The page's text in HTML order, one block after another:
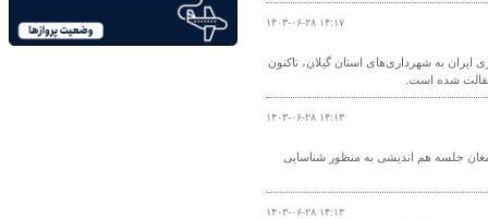
۱۴۰۳-۰۶-۲۸ ۱۴:۱۷
به شهرداری‌های استان گیلان، تاکنون
۱۴۰۳-۰۶-۲۸ ۱۴:۱۳
جلسه هم اندیشی به منظور شناسایی
۱۴۰۳-۰۶-۲۸ ۱۴:۱۳